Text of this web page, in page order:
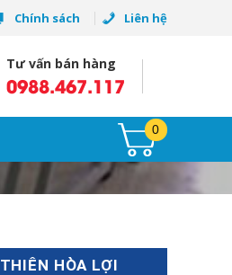
Chính sách Liên hệ
Tư vấn bán hàng
0988.467.117
0
THIÊN HÒA LỢI